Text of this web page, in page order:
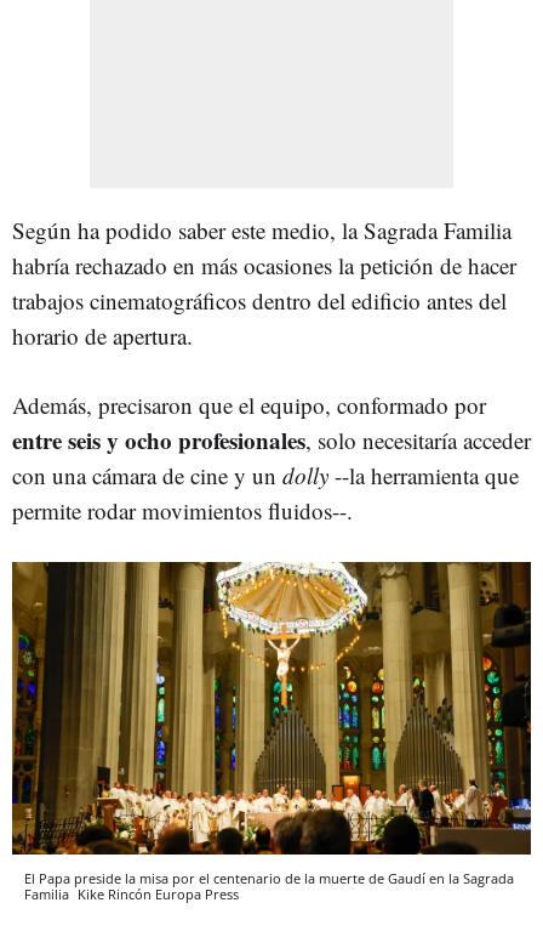
Según ha podido saber este medio, la Sagrada Familia
habría rechazado en más ocasiones la petición de hacer
trabajos cinematográficos dentro del edificio antes del
horario de apertura.
Además, precisaron que el equipo, conformado por
entre seis y ocho profesionales, solo necesitaría acceder
con una cámara de cine y un dolly --la herramienta que
permite rodar movimientos fluidos--.
El Papa preside la misa por el centenario de la muerte de Gaudí en la Sagrada
Familia Kike Rincón Europa Press